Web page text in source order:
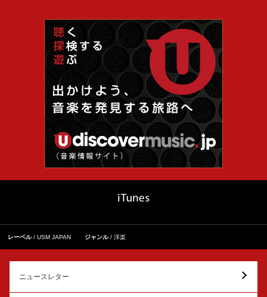
レーベル USM JAPAN ジャンル 洋楽
ニュースレター